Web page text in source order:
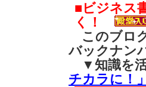
■ビジネス
く！
このブロ
バックナン
▼知識を
チカラに！」